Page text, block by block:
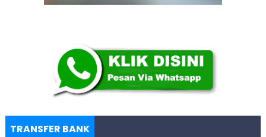
TRANSFER BANK